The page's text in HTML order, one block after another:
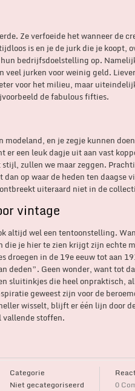
Ze verfoeide het wanneer de
is en je de jurk die je koopt,
bedrijfsdoelstelling op.
veel jurken voor weinig geld.
voor het milieu, maar
de fabulous fifties.
en je zegje kunnen
er een leuk dagje uit aan vast
zullen we maar zeggen.
op waar de heden ten
uiteraard niet in de
vintage
altijd wel een tentoonstelling.
je hier te zien krijgt zijn echte
droegen in de 19e eeuw tot aan
deden”. Geen wonder, want tot
sluitinkjes die heel onpraktisch,
geweest zijn voor de
wisselt, blijft er één lijn door
vallende stoffen.
Categorie
Niet gecategoriseerd
0